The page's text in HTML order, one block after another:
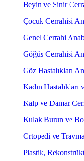
Beyin ve Sinir
Çocuk Cerrahisi
Genel Cerrahi
Göğüs Cerrahisi
Göz Hastalıkları
Kadın
Kalp ve Damar
Kulak Burun ve
Ortopedi ve
Plastik,